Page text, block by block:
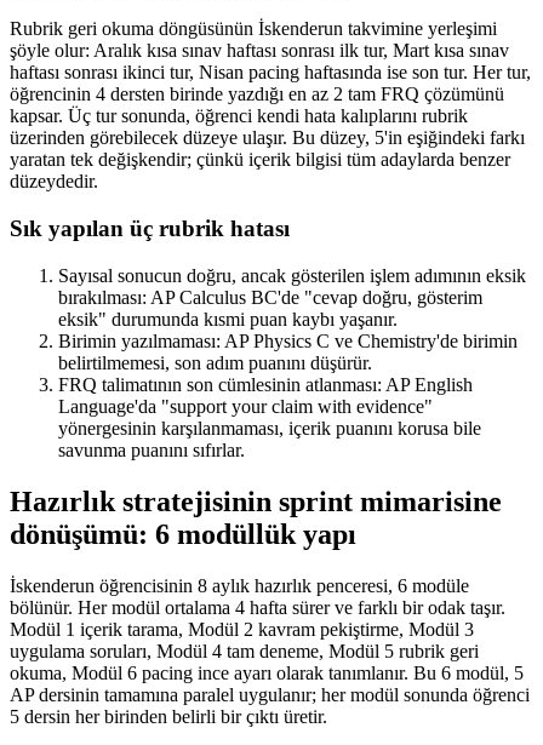
Rubrik geri okuma döngüsünün İskenderun takvimine yerleşimi
şöyle olur: Aralık kısa sınav haftası sonrası ilk tur, Mart kısa sınav
haftası sonrası ikinci tur, Nisan pacing haftasında ise son tur. Her tur,
öğrencinin 4 dersten birinde yazdığı en az 2 tam FRQ çözümünü
kapsar. Üç tur sonunda, öğrenci kendi hata kalıplarını rubrik
üzerinden görebilecek düzeye ulaşır. Bu düzey, 5'in eşiğindeki farkı
yaratan tek değişkendir; çünkü içerik bilgisi tüm adaylarda benzer
düzeydedir.
Sık yapılan üç rubrik hatası
Sayısal sonucun doğru, ancak gösterilen işlem adımının eksik
bırakılması: AP Calculus BC'de "cevap doğru, gösterim
eksik" durumunda kısmi puan kaybı yaşanır.
Birimin yazılmaması: AP Physics C ve Chemistry'de birimin
belirtilmemesi, son adım puanını düşürür.
FRQ talimatının son cümlesinin atlanması: AP English
Language'da "support your claim with evidence"
yönergesinin karşılanmaması, içerik puanını korusa bile
savunma puanını sıfırlar.
Hazırlık stratejisinin sprint mimarisine
dönüşümü: 6 modüllük yapı
İskenderun öğrencisinin 8 aylık hazırlık penceresi, 6 modüle
bölünür. Her modül ortalama 4 hafta sürer ve farklı bir odak taşır.
Modül 1 içerik tarama, Modül 2 kavram pekiştirme, Modül 3
uygulama soruları, Modül 4 tam deneme, Modül 5 rubrik geri
okuma, Modül 6 pacing ince ayarı olarak tanımlanır. Bu 6 modül, 5
AP dersinin tamamına paralel uygulanır; her modül sonunda öğrenci
5 dersin her birinden belirli bir çıktı üretir.